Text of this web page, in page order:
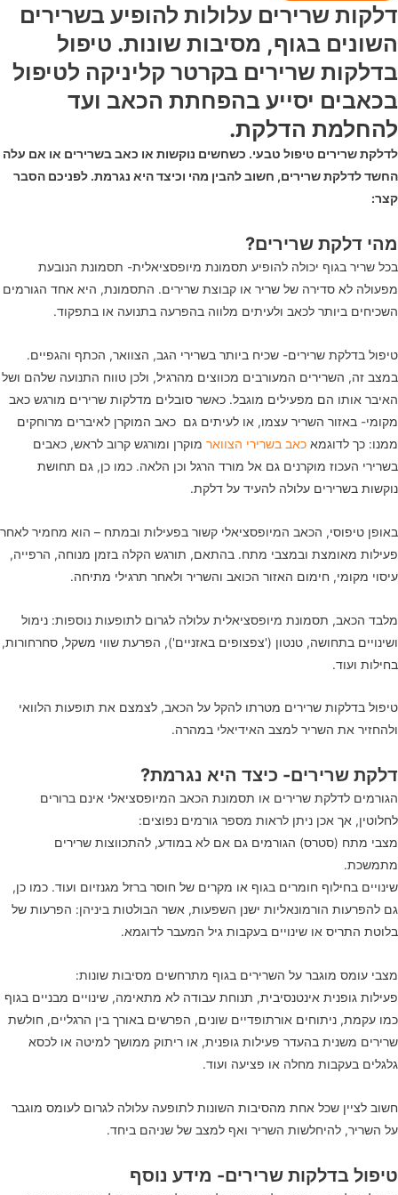
דלקות שרירים עלולות להופיע בשרירים
השונים בגוף, מסיבות שונות. טיפול
בדלקות שרירים בקרטר קליניקה לטיפול
בכאבים יסייע בהפחתת הכאב ועד
להחלמת הדלקת.
לדלקת שרירים טיפול טבעי. כשחשים נוקשות או כאב בשרירים או אם עלה
החשד לדלקת שרירים, חשוב להבין מהי וכיצד היא נגרמת. לפניכם הסבר
קצר:
מהי דלקת שרירים?
בכל שריר בגוף יכולה להופיע תסמונת מיופסציאלית- תסמונת הנובעת
מפעולה לא סדירה של שריר או קבוצת שרירים. התסמונת, היא אחד הגורמים
השכיחים ביותר לכאב ולעיתים מלווה בהפרעה בתנועה או בתפקוד.
טיפול בדלקת שרירים- שכיח ביותר בשרירי הגב, הצוואר, הכתף והגפיים.
במצב זה, השרירים המעורבים מכווצים מהרגיל, ולכן טווח התנועה שלהם ושל
האיבר אותו הם מפעילים מוגבל. כאשר סובלים מדלקות שרירים מורגש כאב
מקומי- באזור השריר עצמו, או לעיתים גם כאב המוקרן לאיברים מרוחקים
ממנו: כך לדוגמא כאב בשרירי הצוואר מוקרן ומורגש קרוב לראש, כאבים
בשרירי העכוז מוקרנים גם אל מורד הרגל וכן הלאה. כמו כן, גם תחושת
נוקשות בשרירים עלולה להעיד על דלקת.
באופן טיפוסי, הכאב המיופסציאלי קשור בפעילות ובמתח – הוא מחמיר לאחר
פעילות מאומצת ובמצבי מתח. בהתאם, תורגש הקלה בזמן מנוחה, הרפייה,
עיסוי מקומי, חימום האזור הכואב והשריר ולאחר תרגילי מתיחה.
מלבד הכאב, תסמונת מיופסציאלית עלולה לגרום לתופעות נוספות: נימול
ושינויים בתחושה, טנטון ('צפצופים באזניים'), הפרעת שווי משקל, סחרחורות,
בחילות ועוד.
טיפול בדלקות שרירים מטרתו להקל על הכאב, לצמצם את תופעות הלוואי
ולהחזיר את השריר למצב האידיאלי במהרה.
דלקת שרירים- כיצד היא נגרמת?
הגורמים לדלקת שרירים או תסמונת הכאב המיופסציאלי אינם ברורים
לחלוטין, אך אכן ניתן לראות מספר גורמים נפוצים:
מצבי מתח (סטרס) הגורמים גם אם לא במודע, להתכווצות שרירים
מתמשכת.
שינויים בחילוף חומרים בגוף או מקרים של חוסר ברזל מגנזיום ועוד. כמו כן,
גם להפרעות הורמונאליות ישנן השפעות, אשר הבולטות ביניהן: הפרעות של
בלוטת התריס או שינויים בעקבות גיל המעבר לדוגמא.
מצבי עומס מוגבר על השרירים בגוף מתרחשים מסיבות שונות:
פעילות גופנית אינטנסיבית, תנוחת עבודה לא מתאימה, שינויים מבניים בגוף
כמו עקמת, ניתוחים אורתופדיים שונים, הפרשים באורך בין הרגליים, חולשת
שרירים משנית בהעדר פעילות גופנית, או ריתוק ממושך למיטה או לכסא
גלגלים בעקבות מחלה או פציעה ועוד.
חשוב לציין שכל אחת מהסיבות השונות לתופעה עלולה לגרום לעומס מוגבר
על השריר, להיחלשות השריר ואף למצב של שניהם ביחד.
טיפול בדלקות שרירים- מידע נוסף